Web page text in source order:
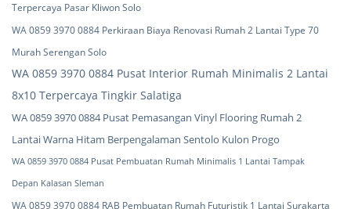
Terpercaya Pasar Kliwon Solo
WA 0859 3970 0884 Perkiraan Biaya Renovasi Rumah 2 Lantai Type 70
Murah Serengan Solo
WA 0859 3970 0884 Pusat Interior Rumah Minimalis 2 Lantai
8x10 Terpercaya Tingkir Salatiga
WA 0859 3970 0884 Pusat Pemasangan Vinyl Flooring Rumah 2
Lantai Warna Hitam Berpengalaman Sentolo Kulon Progo
WA 0859 3970 0884 Pusat Pembuatan Rumah Minimalis 1 Lantai Tampak
Depan Kalasan Sleman
WA 0859 3970 0884 RAB Pembuatan Rumah Futuristik 1 Lantai Surakarta